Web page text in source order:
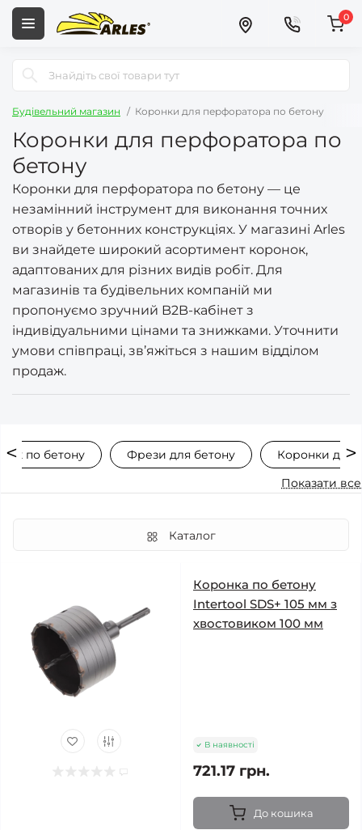
0
Будівельний магазин Коронки для перфоратора по бетону
Коронки для перфоратора по
бетону
Коронки для перфоратора по бетону — це
незамінний інструмент для виконання точних
отворів у бетонних конструкціях. У магазині Arles
ви знайдете широкий асортимент коронок,
адаптованих для різних видів робіт. Для
магазинів та будівельних компаній ми
пропонуємо зручний B2B-кабінет з
індивідуальними цінами та знижками. Уточнити
умови співпраці, зв’яжіться з нашим відділом
продаж.
по бетону Фрези для бетону
Коронки для
Показати все
Каталог
Коронка по бетону
Intertool SDS+ 105 мм з
хвостовиком 100 мм
В наявності
721.17 грн.
До кошика